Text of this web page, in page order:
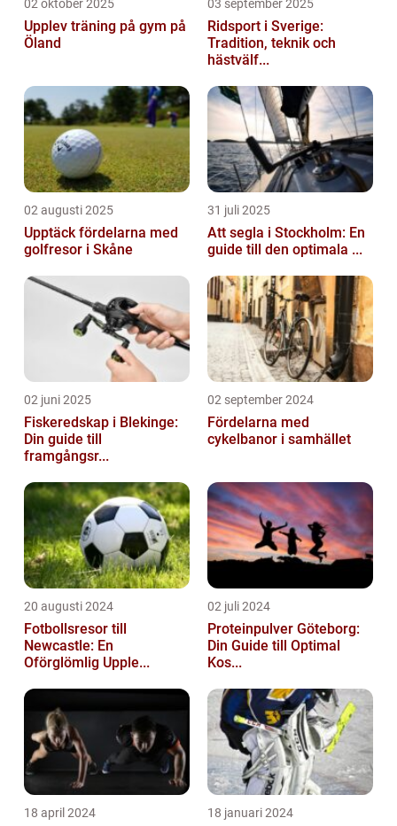
02 oktober 2025
Upplev träning på gym på
Öland
03 september 2025
Ridsport i Sverige:
Tradition, teknik och
hästvälf...
02 augusti 2025
Upptäck fördelarna med
golfresor i Skåne
31 juli 2025
Att segla i Stockholm: En
guide till den optimala ...
02 juni 2025
Fiskeredskap i Blekinge:
Din guide till
framgångsr...
02 september 2024
Fördelarna med
cykelbanor i samhället
20 augusti 2024
Fotbollsresor till
Newcastle: En
Oförglömlig Upple...
02 juli 2024
Proteinpulver Göteborg:
Din Guide till Optimal
Kos...
18 april 2024 18 januari 2024